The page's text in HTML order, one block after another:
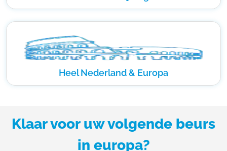
Heel Nederland & Europa
Klaar voor uw volgende beurs
in europa?